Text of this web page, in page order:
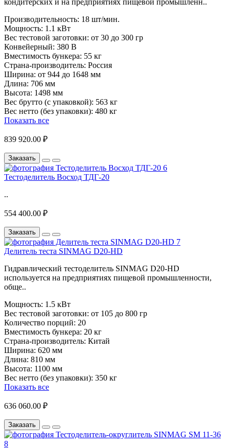
кондитерских и на предприятиях пищевой промышленн..
Производительность: 18 шт/мин.
Мощность: 1.1 кВт
Вес тестовой заготовки: от 30 до 300 гр
Конвейерный: 380 В
Вместимость бункера: 55 кг
Страна-производитель: Россия
Ширина: от 944 до 1648 мм
Длина: 706 мм
Высота: 1498 мм
Вес брутто (с упаковкой): 563 кг
Вес нетто (без упаковки): 480 кг
Показать все
839 920.00 ₽
Заказать
Тестоделитель Восход ТДГ-20
..
554 400.00 ₽
Заказать
Делитель теста SINMAG D20-HD
Гидравлический тестоделитель SINMAG D20-HD
используется на предприятиях пищевой промышленности,
обще..
Мощность: 1.5 кВт
Вес тестовой заготовки: от 105 до 800 гр
Количество порций: 20
Вместимость бункера: 20 кг
Страна-производитель: Китай
Ширина: 620 мм
Длина: 810 мм
Высота: 1100 мм
Вес нетто (без упаковки): 350 кг
Показать все
636 060.00 ₽
Заказать